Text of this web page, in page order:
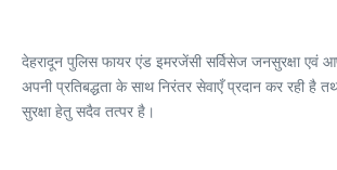
देहरादून पुलिस फायर एंड इमरजेंसी सर्विसेज जनसुरक्षा एवं
अपनी प्रतिबद्धता के साथ निरंतर सेवाएँ प्रदान कर रही है
सुरक्षा हेतु सदैव तत्पर है।